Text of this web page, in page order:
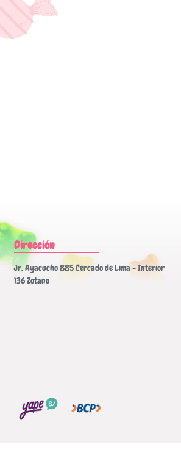
Dirección
Jr. Ayacucho 885 Cercado de Lima - Interior
136 Zotano